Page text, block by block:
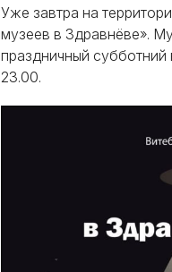
Уже завтра на
музеев в Здравнёве».
праздничный
23.00.